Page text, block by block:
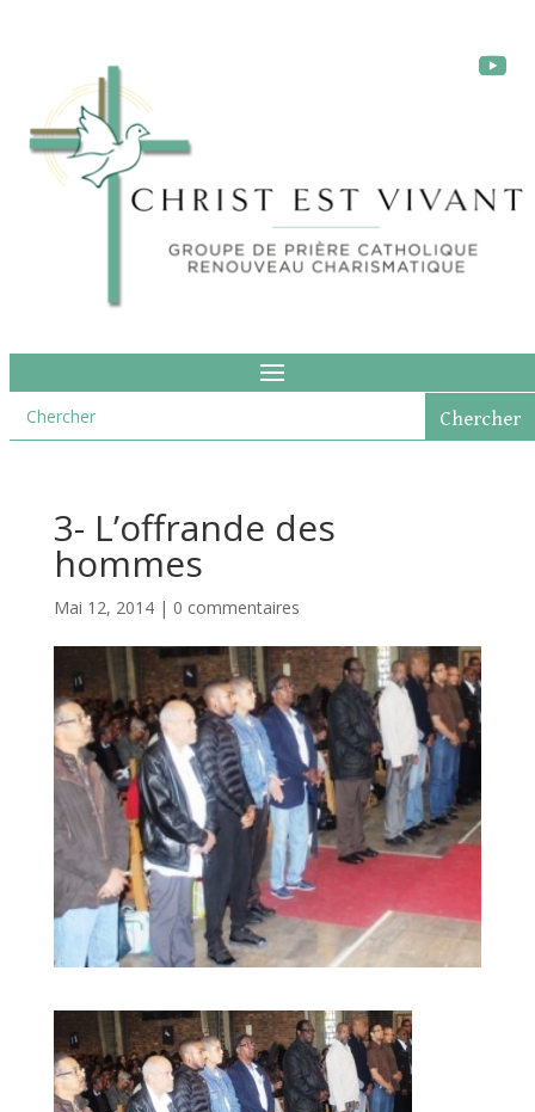
3- L’offrande des
hommes
Mai 12, 2014| 0 commentaires